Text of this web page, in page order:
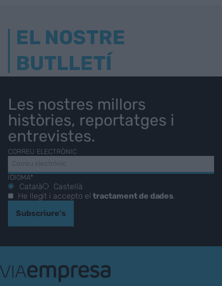
EL NOSTRE
BUTLLETÍ
Les nostres millors
històries, reportatges i
entrevistes.
CORREU ELECTRÒNIC
IDIOMA*
Català
Castellà
He llegit i accepto eltractament de dades.
Subscriure's